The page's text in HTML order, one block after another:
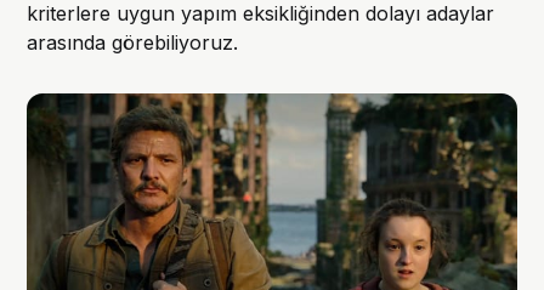
kriterlere uygun yapım eksikliğinden dolayı adaylar
arasında görebiliyoruz.